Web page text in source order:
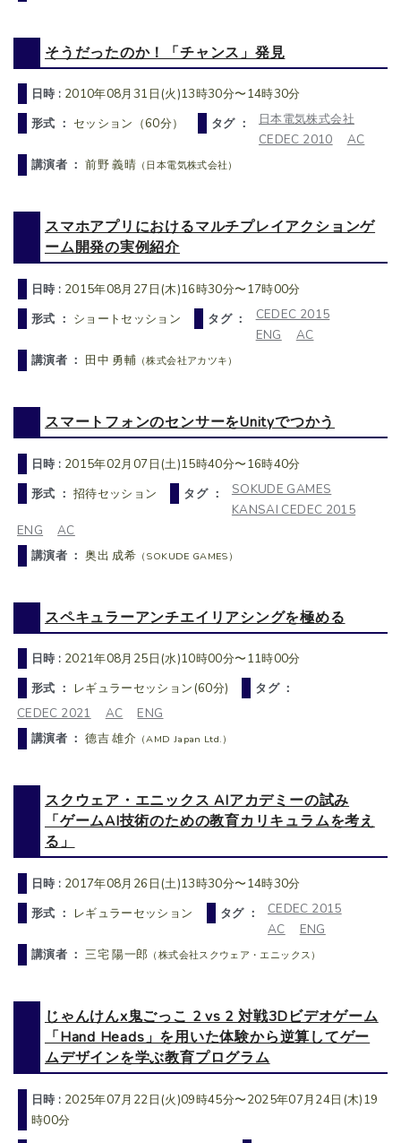
そうだったのか！「チャンス」発見
日時 : 2010年08月31日(火)13時30分〜14時30分
形式 ： セッション（60分） タグ ：
日本電気株式会社
CEDEC 2010
AC
講演者 ：前野 義晴 （日本電気株式会社）
スマホアプリにおけるマルチプレイアクションゲ
ーム開発の実例紹介
日時 : 2015年08月27日(木)16時30分〜17時00分
形式 ： ショートセッション タグ ：
CEDEC 2015
ENG
AC
講演者 ： 田中 勇輔 （株式会社アカツキ）
スマートフォンのセンサーをUnityでつかう
日時 : 2015年02月07日(土)15時40分〜16時40分
形式 ： 招待セッション タグ ：
SOKUDE GAMES
KANSAI CEDEC 2015
ENG
AC
講演者 ：奥出 成希 （SOKUDE GAMES）
スペキュラーアンチエイリアシングを極める
日時 : 2021年08月25日(水)10時00分〜11時00分
形式 ： レギュラーセッション(60分)
タグ ：
CEDEC 2021
AC
ENG
講演者 ：德吉 雄介 （AMD Japan Ltd.）
スクウェア・エニックス AIアカデミーの試み
「ゲームAI技術のための教育カリキュラムを考え
る」
日時 : 2017年08月26日(土)13時30分〜14時30分
形式 ： レギュラーセッション タグ ：
CEDEC 2015
AC
ENG
講演者 ：三宅 陽一郎 （株式会社スクウェア・エニックス）
じゃんけんx鬼ごっこ 2 vs 2 対戦3Dビデオゲーム
「Hand Heads」を用いた体験から逆算してゲー
ムデザインを学ぶ教育プログラム
日時 : 2025年07月22日(火)09時45分〜2025年07月24日(木)19
時00分